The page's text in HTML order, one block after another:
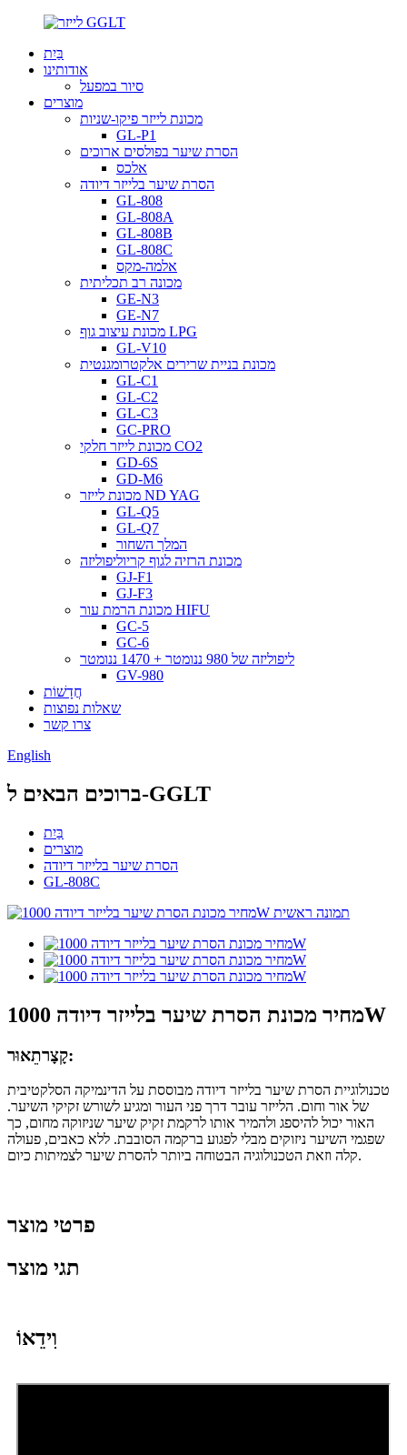
בַּיִת
אודותינו
סיור במפעל
מוצרים
מכונת לייזר פיקו-שניות
GL-P1
הסרת שיער בפולסים ארוכים
אלכס
הסרת שיער בלייזר דיודה
GL-808
GL-808A
GL-808B
GL-808C
אלמה-מקס
מכונה רב תכליתית
GE-N3
GE-N7
מכונת עיצוב גוף LPG
GL-V10
מכונת בניית שרירים אלקטרומגנטית
GL-C1
GL-C2
GL-C3
GC-PRO
מכונת לייזר חלקי CO2
GD-6S
GD-M6
מכונת לייזר ND YAG
GL-Q5
GL-Q7
המלך השחור
מכונת הרזיה לגוף קריוליפוליזה
GJ-F1
GJ-F3
מכונת הרמת עור HIFU
GC-5
GC-6
ליפוליזה של 980 ננומטר + 1470 ננומטר
GV-980
חֲדָשׁוֹת
שאלות נפוצות
צרו קשר
English
ברוכים הבאים ל-GGLT
בַּיִת
מוצרים
הסרת שיער בלייזר דיודה
GL-808C
מחיר מכונת הסרת שיער בלייזר דיודה 1000W
קָצָרתֵאוּר:
טכנולוגיית הסרת שיער בלייזר דיודה מבוססת על הדינמיקה הסלקטיבית
של אור וחום. הלייזר עובר דרך פני העור ומגיע לשורש זקיקי השיער.
האור יכול להיספג ולהמיר אותו לרקמת זקיק שיער שניזוקה מחום, כך
שפגמי השיער ניזוקים מבלי לפגוע ברקמה הסובבת. ללא כאבים, פעולה
קלה וזאת הטכנולוגיה הבטוחה ביותר להסרת שיער לצמיתות כיום.
פרטי מוצר
תגי מוצר
וִידֵאוֹ